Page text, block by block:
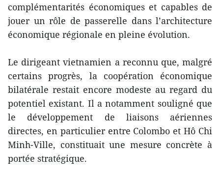
complémentarités économiques et capables de
jouer un rôle de passerelle dans l’architecture
économique régionale en pleine évolution.
Le dirigeant vietnamien a reconnu que, malgré
certains progrès, la coopération économique
bilatérale restait encore modeste au regard du
potentiel existant. Il a notamment souligné que
le développement de liaisons aériennes
directes, en particulier entre Colombo et Hô Chi
Minh-Ville, constituait une mesure concrète à
portée stratégique.